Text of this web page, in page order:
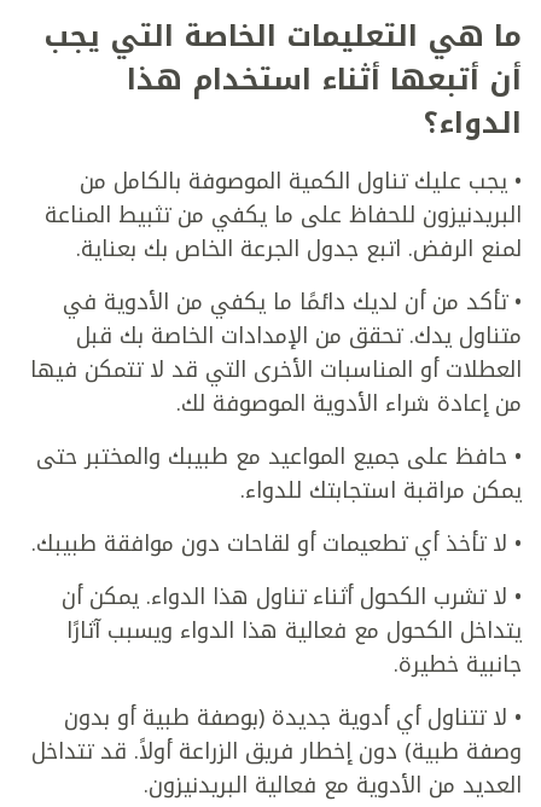
ما هي التعليمات الخاصة التي يجب
أن أتبعها أثناء استخدام هذا
الدواء؟
• يجب عليك تناول الكمية الموصوفة بالكامل من
البريدنيزون للحفاظ على ما يكفي من تثبيط المناعة
لمنع الرفض. اتبع جدول الجرعة الخاص بك بعناية.
• تأكد من أن لديك دائمًا ما يكفي من الأدوية في
متناول يدك. تحقق من الإمدادات الخاصة بك قبل
العطلات أو المناسبات الأخرى التي قد لا تتمكن فيها
من إعادة شراء الأدوية الموصوفة لك.
• حافظ على جميع المواعيد مع طبيبك والمختبر حتى
يمكن مراقبة استجابتك للدواء.
• لا تأخذ أي تطعيمات أو لقاحات دون موافقة طبيبك.
• لا تشرب الكحول أثناء تناول هذا الدواء. يمكن أن
يتداخل الكحول مع فعالية هذا الدواء ويسبب آثارًا
جانبية خطيرة.
• لا تتناول أي أدوية جديدة (بوصفة طبية أو بدون
وصفة طبية) دون إخطار فريق الزراعة أولاً. قد تتداخل
العديد من الأدوية مع فعالية البريدنيزون.